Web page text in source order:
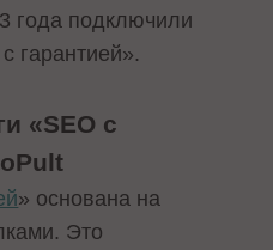
года подключили
гарантией».
«SEO с
» основана на
Это